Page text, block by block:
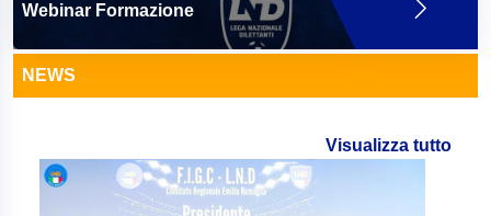
Webinar Formazione
NEWS
Visualizza tutto